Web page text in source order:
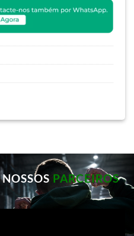
PARCEIROS